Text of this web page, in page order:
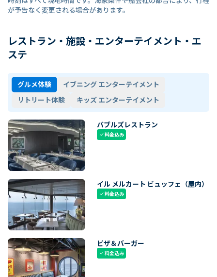
が予告なく変更される場合があります。
レストラン・施設・エンターテイメント・エ
ステ
グルメ体験
イブニング エンターテイメント
リトリート体験
キッズ エンターテイメント
バブルズレストラン
check料金込み
イル メルカート ビュッフェ（屋内）
check料金込み
ピザ＆バーガー
check料金込み